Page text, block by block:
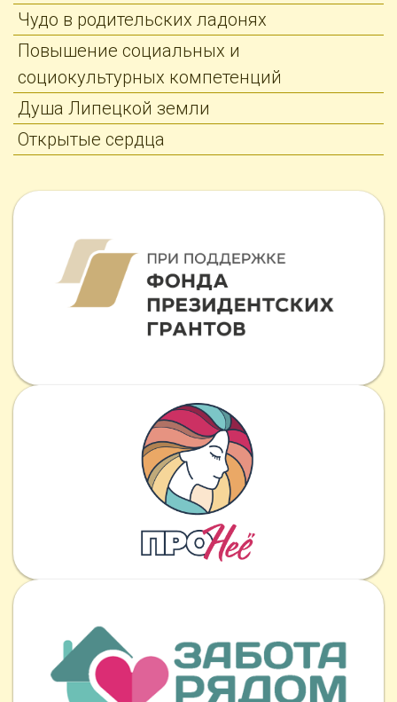
Чудо в родительских ладонях
Повышение социальных и
социокультурных компетенций
Душа Липецкой земли
Открытые сердца